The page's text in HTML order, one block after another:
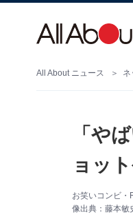
All About ニュース ネ
「や
ョッ
お笑いコンビ・
像出典：藤本敏